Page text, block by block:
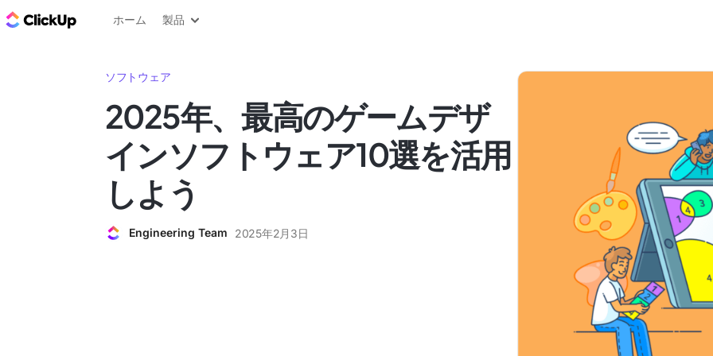
ClickUp ブログ
ホーム 製品
ソフトウェア
2025年、最高のゲームデザ
インソフトウェア10選を活用
しよう
Engineering Team 2025年2月3日